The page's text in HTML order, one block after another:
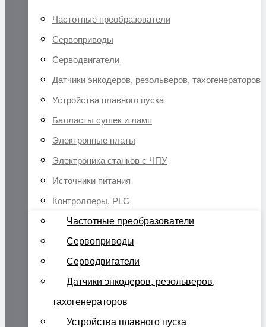
Частотные преобразователи
Сервоприводы
Серводвигатели
Датчики энкодеров, резольверов, тахогенераторов
Устройства плавного пуска
Балласты сушек и ламп
Электронные платы
Электроника станков с ЧПУ
Источники питания
Контроллеры, PLC
Частотные преобразователи
Сервоприводы
Серводвигатели
Датчики энкодеров, резольверов,
тахогенераторов
Устройства плавного пуска